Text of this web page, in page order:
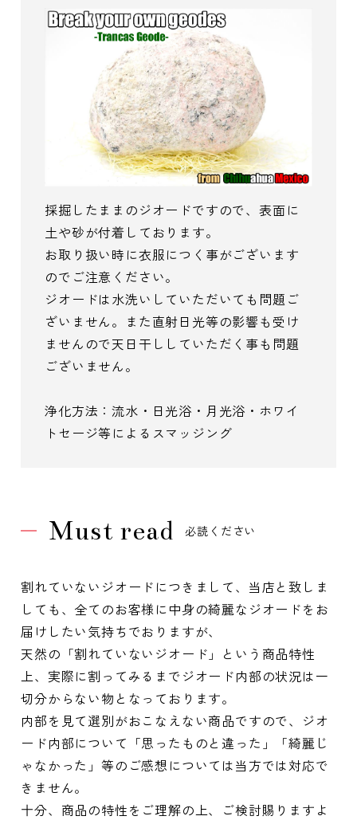
採掘したままのジオードですので、表面に
土や砂が付着しております。
お取り扱い時に衣服につく事がございます
のでご注意ください。
ジオードは水洗いしていただいても問題ご
ざいません。また直射日光等の影響も受け
ませんので天日干ししていただく事も問題
ございません。
浄化方法：流水・日光浴・月光浴・ホワイ
トセージ等によるスマッジング
Must read 必読ください
割れていないジオードにつきまして、当店と致しま
しても、全てのお客様に中身の綺麗なジオードをお
届けしたい気持ちでおりますが、
天然の「割れていないジオード」という商品特性
上、実際に割ってみるまでジオード内部の状況は一
切分からない物となっております。
内部を見て選別がおこなえない商品ですので、ジオ
ード内部について「思ったものと違った」「綺麗じ
ゃなかった」等のご感想については当方では対応で
きません。
十分、商品の特性をご理解の上、ご検討賜りますよ